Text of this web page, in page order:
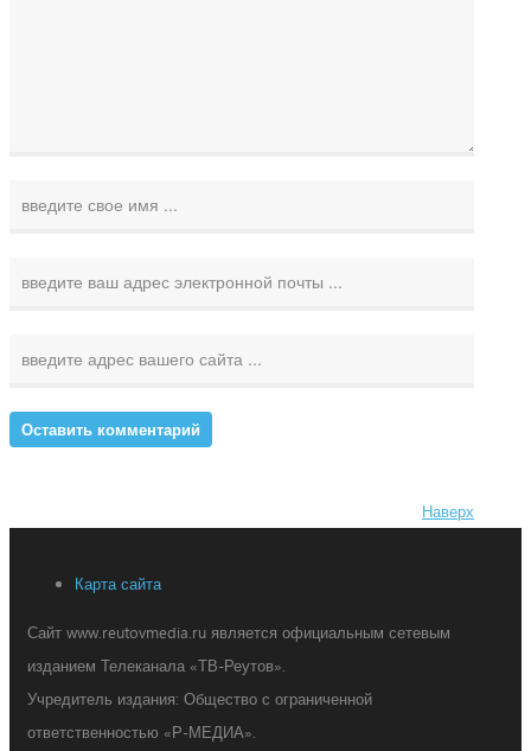
Наверх
Карта сайта
Сайт www.reutovmedia.ru является официальным сетевым
изданием Телеканала «ТВ-Реутов».
Учредитель издания: Общество с ограниченной
ответственностью «Р-МЕДИА».